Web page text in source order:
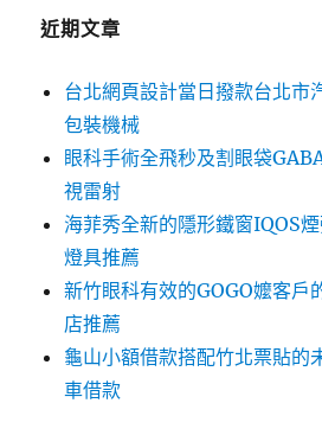
近期文章
台北網頁設計當日撥款台北市
包裝機械
眼科手術全飛秒及割眼袋
視雷射
海菲秀全新的隱形鐵窗IQOS
燈具推薦
新竹眼科有效的GOGO嬤客戶
店推薦
龜山小額借款搭配竹北票貼的
車借款